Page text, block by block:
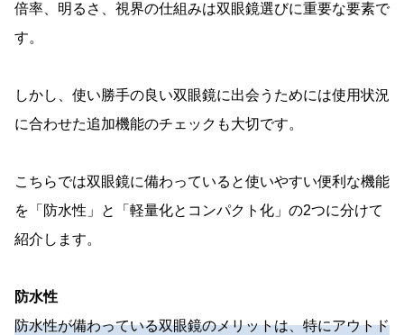
倍率、明るさ、視界の仕組みは双眼鏡選びに重要な要素で
す。
しかし、使い勝手の良い双眼鏡に出会うためには使用状況
に合わせた追加機能のチェックも大切です。
こちらでは双眼鏡に備わっていると使いやすい便利な機能
を「防水性」と「軽量化とコンパクト化」の2つに分けて
紹介します。
防水性
防水性が備わっている双眼鏡のメリットは、特にアウトド